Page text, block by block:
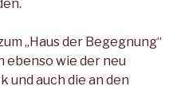
„Haus der Begegnung“
wie der neu
auch die an den